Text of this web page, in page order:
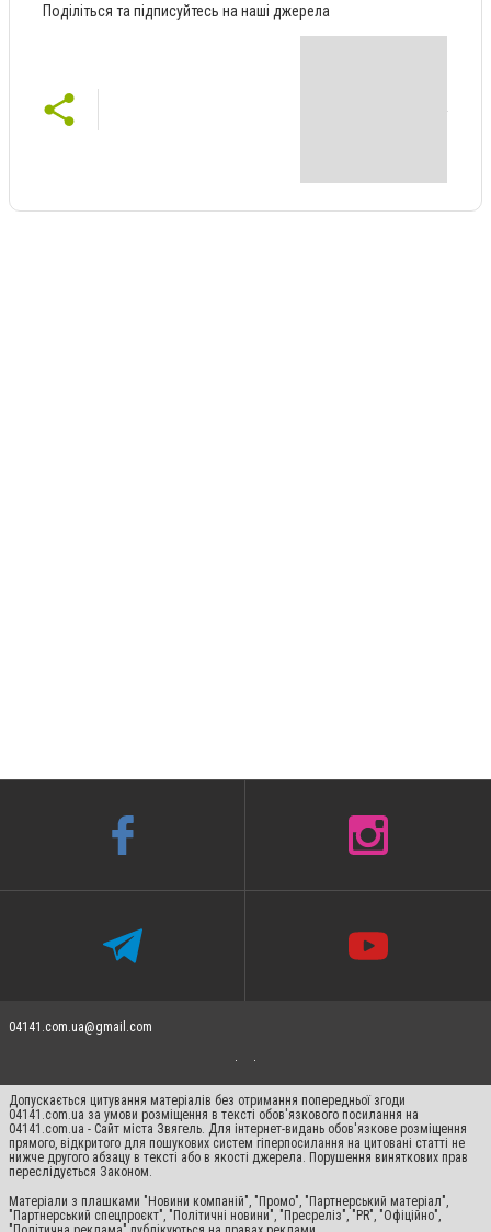
Поділіться та підписуйтесь на наші джерела
04141.com.ua@gmail.com
Допускається цитування матеріалів без отримання попередньої згоди
04141.com.ua за умови розміщення в тексті обов'язкового посилання на
04141.com.ua - Сайт міста Звягель. Для інтернет-видань обов'язкове розміщення
прямого, відкритого для пошукових систем гіперпосилання на цитовані статті не
нижче другого абзацу в тексті або в якості джерела. Порушення виняткових прав
переслідується Законом.
Матеріали з плашками "Новини компаній", "Промо", "Партнерський матеріал",
"Партнерський спецпроєкт", "Політичні новини", "Пресреліз", "PR", "Офіційно",